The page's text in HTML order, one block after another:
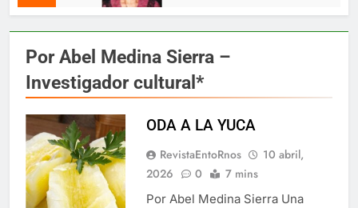
Por Abel Medina Sierra –
Investigador cultural*
ODA A LA YUCA
RevistaEntoRnos
10 abril,
2026
0 7 mins
Por Abel Medina Sierra Una